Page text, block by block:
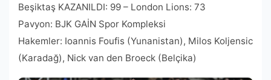
Beşiktaş KAZANILDI: 99 – London Lions: 73
Pavyon: BJK GAİN Spor Kompleksi
Hakemler: Ioannis Foufis (Yunanistan), Milos Koljensic
(Karadağ), Nick van den Broeck (Belçika)